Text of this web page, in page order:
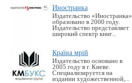
Иностранка
Издательство «Иностранка»
образовано в 2000 году.
Издательство представляет
широкий спектр книг...
Країна мрій
Издательство основано в
2005 году в г. Киеве.
Специализируется на
издании художественной,...